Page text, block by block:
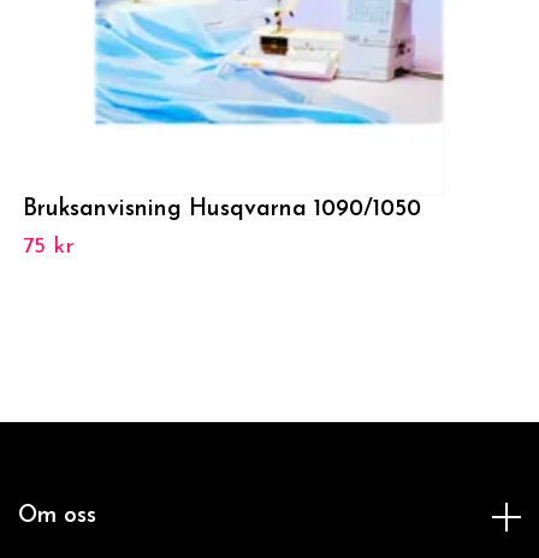
Bruksanvisning Husqvarna 1090/1050
75 kr
Om oss